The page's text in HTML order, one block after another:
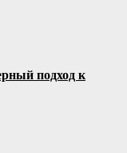
подход к